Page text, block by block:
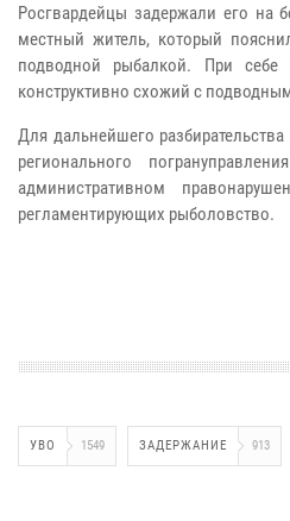
Росгвардейцы задержали его на
местный житель, который
подводной рыбалкой. При себе
конструктивно схожий с
Для дальнейшего
регионального
административном
регламентирующих рыболовство.
УВО 1549 ЗАДЕРЖАНИЕ 913